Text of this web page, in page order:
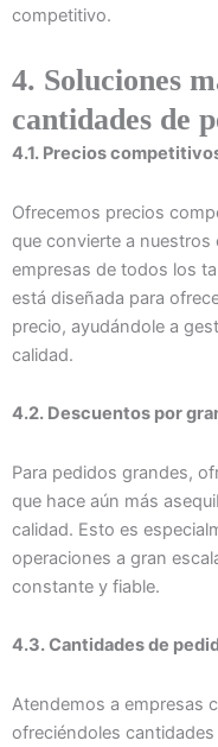
competitivo.
4. Soluciones
cantidades de
4.1. Precios
Ofrecemos precios
que convierte a
empresas de todos los
está diseñada para
precio, ayudándole a
calidad.
4.2. Descuentos por
Para pedidos grandes,
que hace aún más
calidad. Esto es
operaciones a gran
constante y fiable.
4.3. Cantidades de
Atendemos a empresas
ofreciéndoles